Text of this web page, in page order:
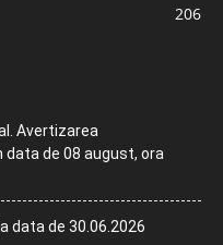
206
Avertizarea
de 08 august, ora
data de 30.06.2026